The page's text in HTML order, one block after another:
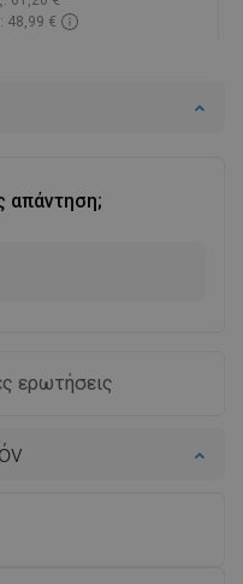
απάντηση;
ερωτήσεις
48,99 €